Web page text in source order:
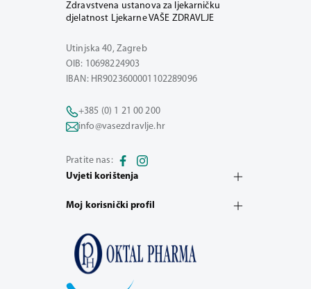
Zdravstvena ustanova za ljekarničku
djelatnost Ljekarne VAŠE ZDRAVLJE
Utinjska 40, Zagreb
OIB: 10698224903
IBAN: HR9023600001102289096
+385 (0) 1 21 00 200
info@vasezdravlje.hr
Pratite nas:
Uvjeti korištenja
Moj korisnički profil